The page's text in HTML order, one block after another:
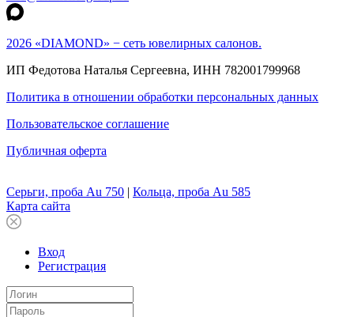
2026 «DIAMOND» − сеть ювелирных салонов.
ИП Федотова Наталья Сергеевна, ИНН 782001799968
Политика в отношении обработки персональных данных
Пользовательское соглашение
Публичная оферта
Серьги, проба Au 750 | Кольца, проба Au 585
Карта сайта
Вход
Регистрация